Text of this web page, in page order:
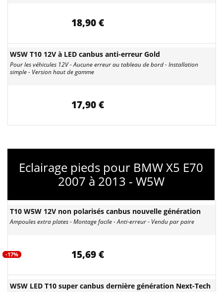
18,90 €
W5W T10 12V à LED canbus anti-erreur Gold
Pour les véhicules 12V - Aucune erreur au tableau de bord - Installation
simple - Version haut de gamme
17,90 €
Eclairage pieds pour BMW X5 E70
2007 à 2013 - W5W
T10 W5W 12V non polarisés canbus nouvelle génération
Ampoules extra plates - Montage facile - Anti-erreur - Vendu par paire
-17% 15,69 €
W5W LED T10 super canbus dernière génération Next-Tech